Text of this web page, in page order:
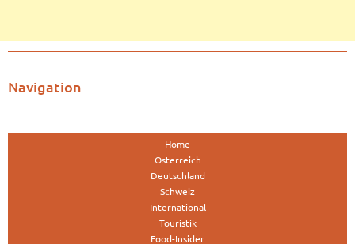
Navigation
Home
Österreich
Deutschland
Schweiz
International
Touristik
Food-Insider